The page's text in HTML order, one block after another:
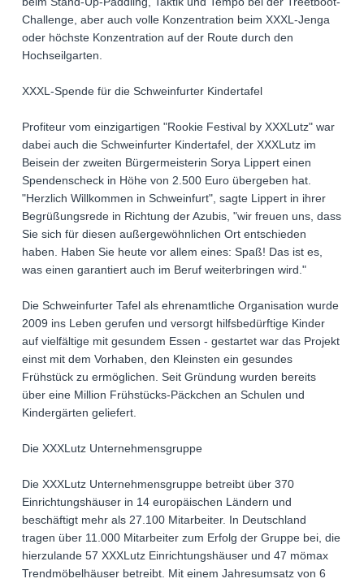
Challenge, aber auch volle Konzentration beim XXXL-Jenga
oder höchste Konzentration auf der Route durch den
Hochseilgarten.
XXXL-Spende für die Schweinfurter Kindertafel
Profiteur vom einzigartigen "Rookie Festival by XXXLutz" war
dabei auch die Schweinfurter Kindertafel, der XXXLutz im
Beisein der zweiten Bürgermeisterin Sorya Lippert einen
Spendenscheck in Höhe von 2.500 Euro übergeben hat.
"Herzlich Willkommen in Schweinfurt", sagte Lippert in ihrer
Begrüßungsrede in Richtung der Azubis, "wir freuen uns, dass
Sie sich für diesen außergewöhnlichen Ort entschieden
haben. Haben Sie heute vor allem eines: Spaß! Das ist es,
was einen garantiert auch im Beruf weiterbringen wird."
Die Schweinfurter Tafel als ehrenamtliche Organisation wurde
2009 ins Leben gerufen und versorgt hilfsbedürftige Kinder
auf vielfältige mit gesundem Essen - gestartet war das Projekt
einst mit dem Vorhaben, den Kleinsten ein gesundes
Frühstück zu ermöglichen. Seit Gründung wurden bereits
über eine Million Frühstücks-Päckchen an Schulen und
Kindergärten geliefert.
Die XXXLutz Unternehmensgruppe
Die XXXLutz Unternehmensgruppe betreibt über 370
Einrichtungshäuser in 14 europäischen Ländern und
beschäftigt mehr als 27.100 Mitarbeiter. In Deutschland
tragen über 11.000 Mitarbeiter zum Erfolg der Gruppe bei, die
hierzulande 57 XXXLutz Einrichtungshäuser und 47 mömax
Trendmöbelhäuser betreibt. Mit einem Jahresumsatz von 6